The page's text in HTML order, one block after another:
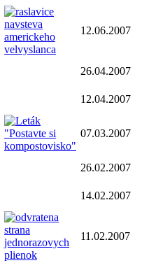
12.06.2007
26.04.2007
12.04.2007
07.03.2007
26.02.2007
14.02.2007
11.02.2007